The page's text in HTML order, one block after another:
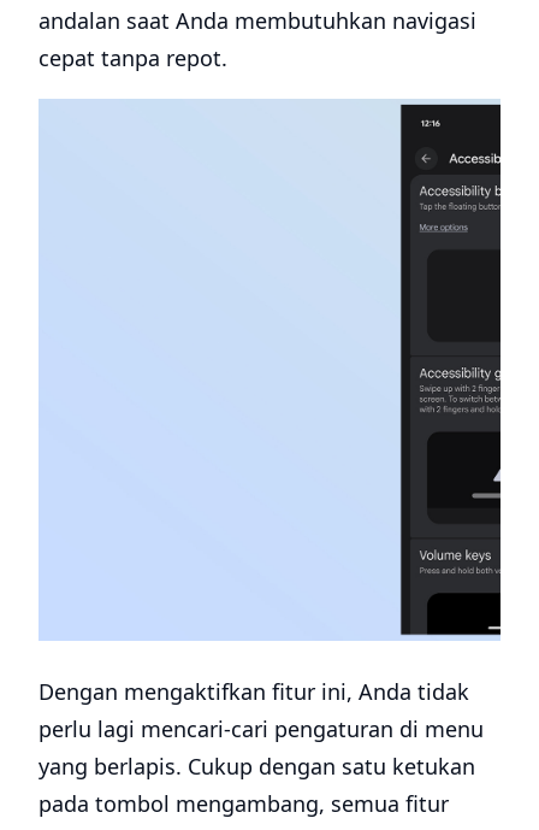
andalan saat Anda membutuhkan navigasi
cepat tanpa repot.
Dengan mengaktifkan fitur ini, Anda tidak
perlu lagi mencari-cari pengaturan di menu
yang berlapis. Cukup dengan satu ketukan
pada tombol mengambang, semua fitur